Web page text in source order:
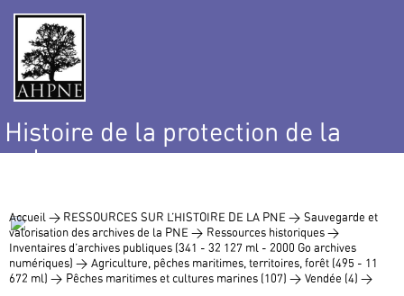
Histoire de la protection de la
nature
Accueil > RESSOURCES SUR L’HISTOIRE DE LA PNE > Sauvegarde et
valorisation des archives de la PNE > Ressources historiques >
Inventaires d’archives publiques (341 - 32 127 ml - 2000 Go archives
numériques) > Agriculture, pêches maritimes, territoires, forêt (495 - 11
672 ml) > Pêches maritimes et cultures marines (107) > Vendée (4) >